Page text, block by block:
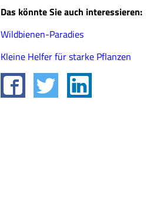
Das könnte Sie auch interessieren:
Wildbienen-Paradies
Kleine Helfer für starke Pflanzen